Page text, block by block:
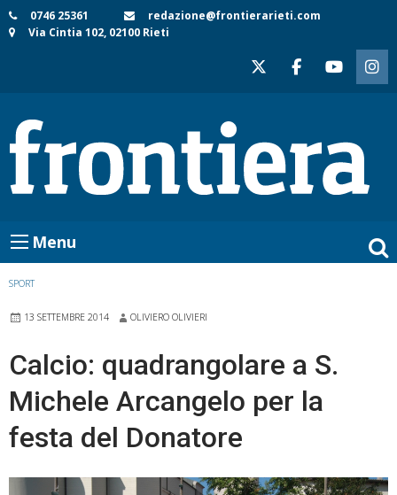
Skip
to
0746 25361
redazione@frontierarieti.com
Via Cintia 102, 02100 Rieti
Menu
SPORT
13 SETTEMBRE 2014 OLIVIERO OLIVIERI
Calcio: quadrangolare a S.
Michele Arcangelo per la
festa del Donatore